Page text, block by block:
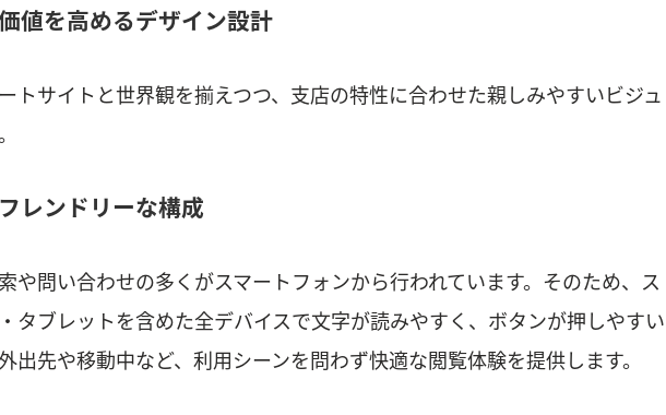
値を高めるデザイン設計
トサイトと世界観を揃えつつ、支店の特性に合わせた親しみやすいビジュ
レンドリーな構成
や問い合わせの多くがスマートフォンから行われています。そのため、ス
タブレットを含めた全デバイスで文字が読みやすく、ボタンが押しやすい
出先や移動中など、利用シーンを問わず快適な閲覧体験を提供します。